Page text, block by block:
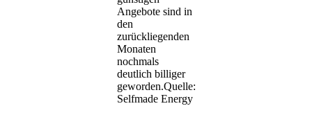
Angebote sind in
den
zurückliegenden
Monaten
nochmals
deutlich billiger
geworden.Quelle:
Selfmade Energy